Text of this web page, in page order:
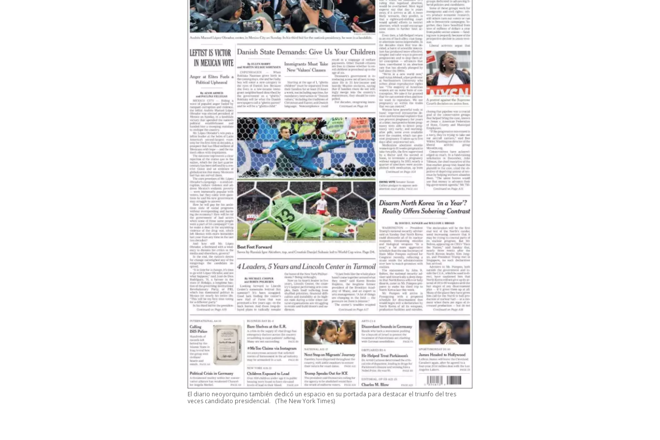
El diario neoyorquino también dedicó un espacio en su portada para destacar el triunfo del tres
veces candidato presidencial.
(The New York Times)